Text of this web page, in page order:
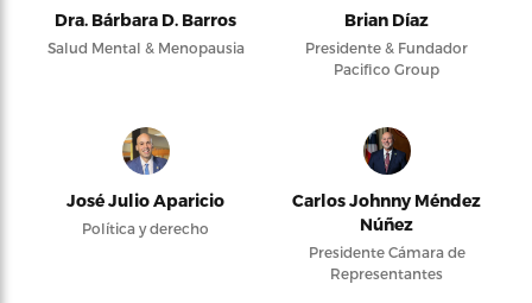
Dra. Bárbara D. Barros
Salud Mental & Menopausia
Brian Díaz
Presidente & Fundador
Pacifico Group
José Julio Aparicio
Política y derecho
Carlos Johnny Méndez
Núñez
Presidente Cámara de
Representantes